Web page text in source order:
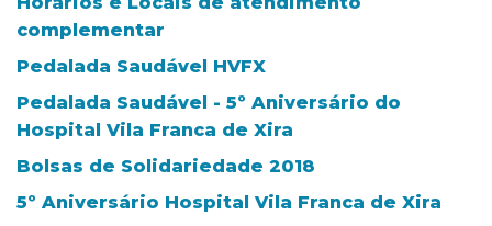
complementar
Pedalada Saudável HVFX
Pedalada Saudável - 5º Aniversário do
Hospital Vila Franca de Xira
Bolsas de Solidariedade 2018
5º Aniversário Hospital Vila Franca de Xira